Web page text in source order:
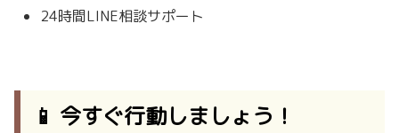
24時間LINE相談サポート
📱 今すぐ行動しましょう！